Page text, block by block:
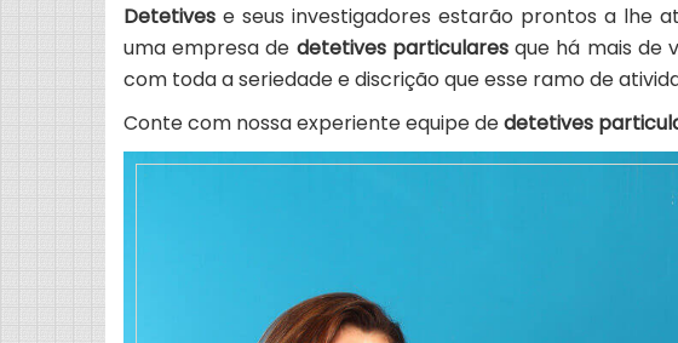
Detetives e seus investigadores estarão prontos a lhe
uma empresa de detetives particularesque há mais de
com toda a seriedade e discrição que esse ramo de
Conte com nossa experiente equipe dedetetives